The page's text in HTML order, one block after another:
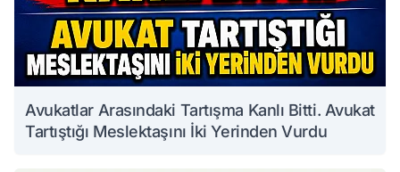
Avukatlar Arasındaki Tartışma Kanlı Bitti. Avukat
Tartıştığı Meslektaşını İki Yerinden Vurdu